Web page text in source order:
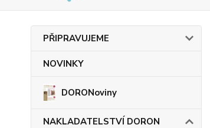
PŘIPRAVUJEME
NOVINKY
DORONoviny
NAKLADATELSTVÍ DORON